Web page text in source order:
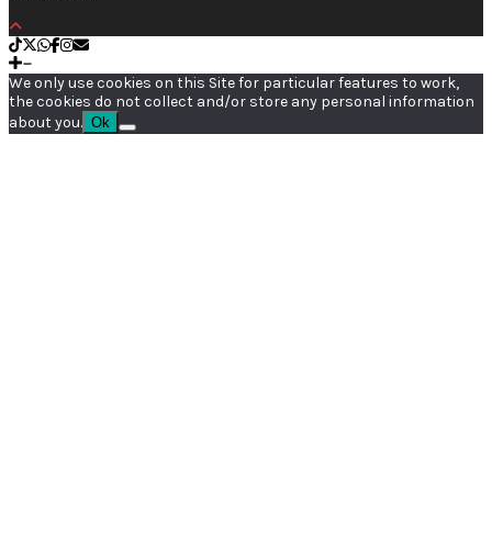
We only use cookies on this Site for particular features to work,
the cookies do not collect and/or store any personal information
about you. Ok